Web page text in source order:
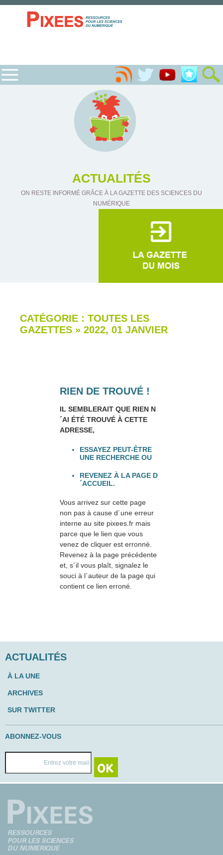
ACTUALITÉS
ON RESTE INFORMÉ GRÂCE À LA GAZETTE DES SCIENCES DU
NUMÉRIQUE
CATÉGORIE : TOUTES LES
GAZETTES » 2022, 01 JANVIER
RIEN DE TROUVÉ !
IL SEMBLERAIT QUE RIEN N
´AI ÉTÉ TROUVÉ À CETTE
ADRESSE,
ESSAYEZ PEUT-ÊTRE
UNE RECHERCHE OU
REVENEZ À LA PAGE D
´ACCUEIL.
Vous arrivez sur cette page
non pas à cause d´une erreur
interne au site pixees.fr mais
parce que le lien que vous
venez de cliquer est erronné.
Revenez à la page précédente
et, s´il vous plaît, signalez le
souci à l´auteur de la page qui
contient ce lien erroné.
ACTUALITÉS
À LA UNE
ARCHIVES
SUR TWITTER
ABONNEZ-VOUS